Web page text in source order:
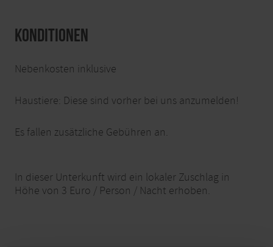
Konditionen
Nebenkosten inklusive
Haustiere: Diese sind vorher bei uns anzumelden!
Es fallen zusätzliche Gebühren an.
In dieser Unterkunft wird ein lokaler Zuschlag in
Höhe von 3 Euro / Person / Nacht erhoben.